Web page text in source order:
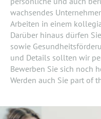
wachsendes
Arbeiten in einem
Darüber hinaus dürfen
sowie
und Details sollten wir
Bewerben Sie sich noch
Werden auch Sie part of